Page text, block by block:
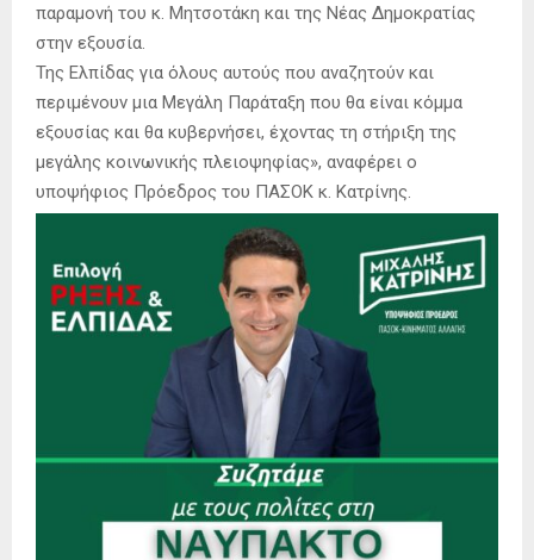
παραμονή του κ. Μητσοτάκη και της Νέας Δημοκρατίας
στην εξουσία.
Της Ελπίδας για όλους αυτούς που αναζητούν και
περιμένουν μια Μεγάλη Παράταξη που θα είναι κόμμα
εξουσίας και θα κυβερνήσει, έχοντας τη στήριξη της
μεγάλης κοινωνικής πλειοψηφίας», αναφέρει ο
υποψήφιος Πρόεδρος του ΠΑΣΟΚ κ. Κατρίνης.